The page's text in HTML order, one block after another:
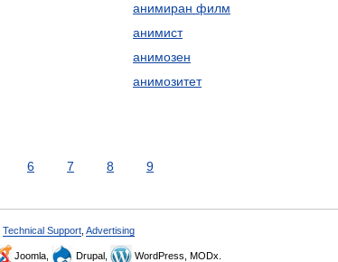
анимиран филм
анимист
анимозен
анимозитет
6 7 8 9
Technical Support Advertising
Joomla, Drupal, WordPress, MODx.